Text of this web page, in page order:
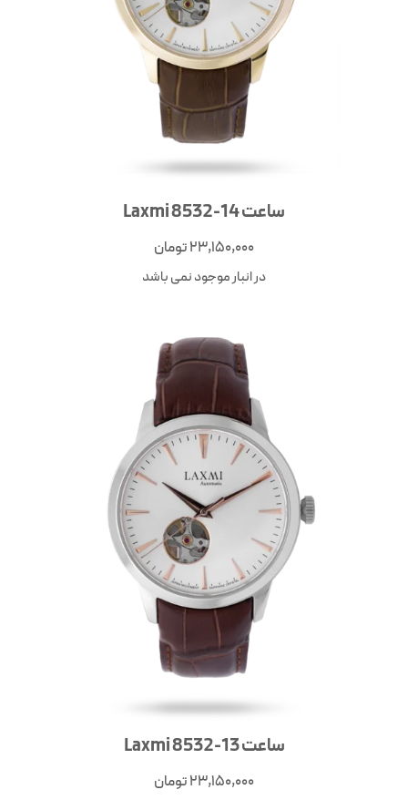
ساعت Laxmi 8532-14
23,150,000تومان
در انبار موجود نمی باشد
ساعت Laxmi 8532-13
23,150,000تومان